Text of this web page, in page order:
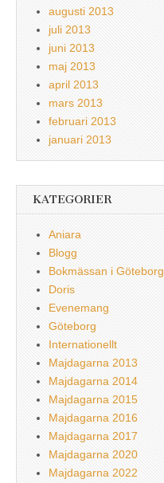
augusti 2013
juli 2013
juni 2013
maj 2013
april 2013
mars 2013
februari 2013
januari 2013
KATEGORIER
Aniara
Blogg
Bokmässan i Göteborg
Doris
Evenemang
Göteborg
Internationellt
Majdagarna 2013
Majdagarna 2014
Majdagarna 2015
Majdagarna 2016
Majdagarna 2017
Majdagarna 2020
Majdagarna 2022